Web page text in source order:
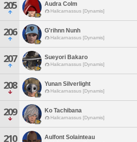
205 Audra Colm
Halicarnassus [Dynamis]
206 G'rihnn Nunh
Halicarnassus [Dynamis]
207 Sueyori Bakaro
Halicarnassus [Dynamis]
208 Yunan Silverlight
Halicarnassus [Dynamis]
209 Ko Tachibana
Halicarnassus [Dynamis]
210 Aulfont Solainteau